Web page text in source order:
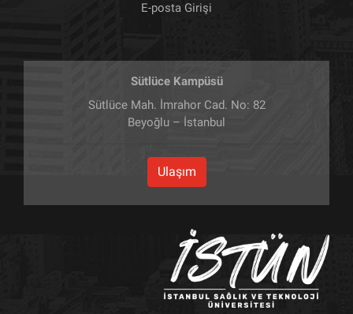
E-posta Girişi
Sütlüce Kampüsü
Sütlüce Mah. İmrahor Cad. No: 82
Beyoğlu – İstanbul
Ulaşım